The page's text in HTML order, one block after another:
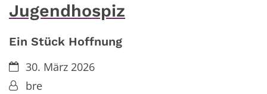
Jugendhospiz
Ein Stück Hoffnung
Datum:
30. März 2026
Von:bre